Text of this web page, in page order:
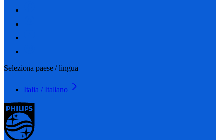
Seleziona paese / lingua
Italia / Italiano